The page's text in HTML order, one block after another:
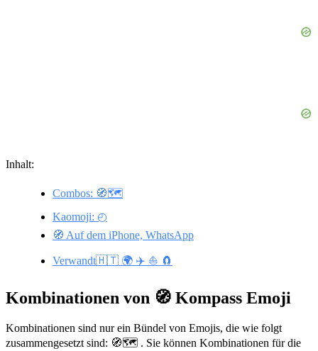
Inhalt:
Combos: 🧭🗺️
Kaomoji: ◴
🧭 Auf dem iPhone, WhatsApp
Verwandt🇭🇹 🌍 ✈️ ⛵ 🧲
Kombinationen von 🧭 Kompass Emoji
Kombinationen sind nur ein Bündel von Emojis, die wie folgt
zusammengesetzt sind: 🧭🗺️ . Sie können Kombinationen für die